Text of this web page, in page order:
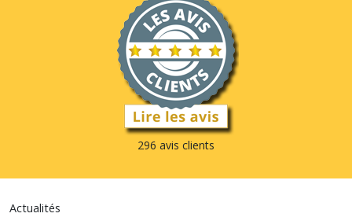
296 avis clients
Actualités